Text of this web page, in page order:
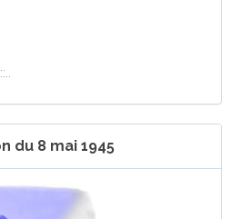
..::..
du 8 mai 1945